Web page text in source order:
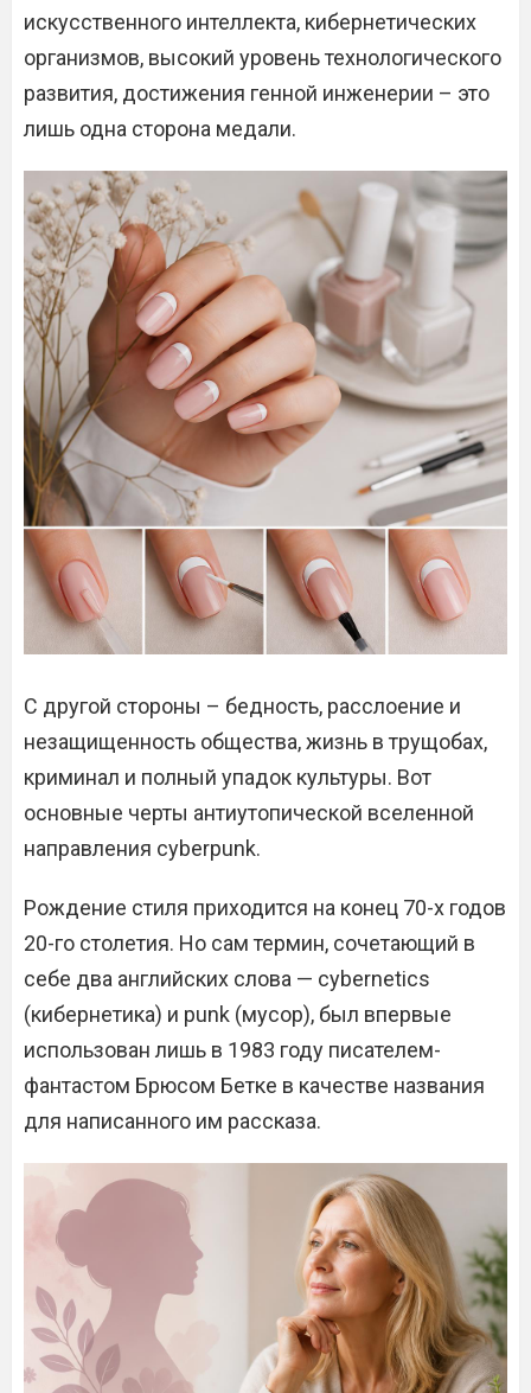
искусственного интеллекта, кибернетических
организмов, высокий уровень технологического
развития, достижения генной инженерии – это
лишь одна сторона медали.
С другой стороны – бедность, расслоение и
незащищенность общества, жизнь в трущобах,
криминал и полный упадок культуры. Вот
основные черты антиутопической вселенной
направления cyberpunk.
Рождение стиля приходится на конец 70-х годов
20-го столетия. Но сам термин, сочетающий в
себе два английских слова — cybernetics
(кибернетика) и punk (мусор), был впервые
использован лишь в 1983 году писателем-
фантастом Брюсом Бетке в качестве названия
для написанного им рассказа.